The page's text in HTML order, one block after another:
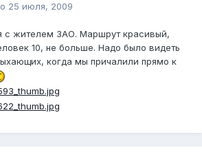
25 июля, 2009
с жителем ЗАО. Маршрут красивый,
10, не больше. Надо было видеть
когда мы причалили прямо к